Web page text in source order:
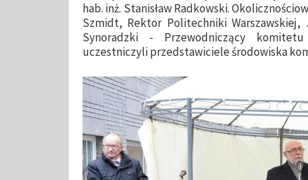
hab. inż. Stanisław Radkowski.
Szmidt, Rektor Politechniki
Synoradzki - Przewodniczący
uczestniczyli przedstawiciele środowiska